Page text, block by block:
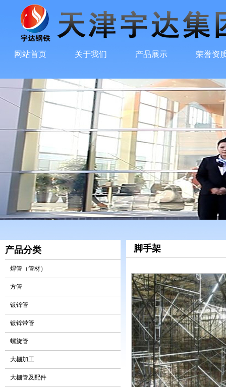
网站首页 关于我们 产品展示 荣誉资
产品分类
焊管（管材）
方管
镀锌管
镀锌带管
螺旋管
大棚加工
大棚管及配件
脚手架